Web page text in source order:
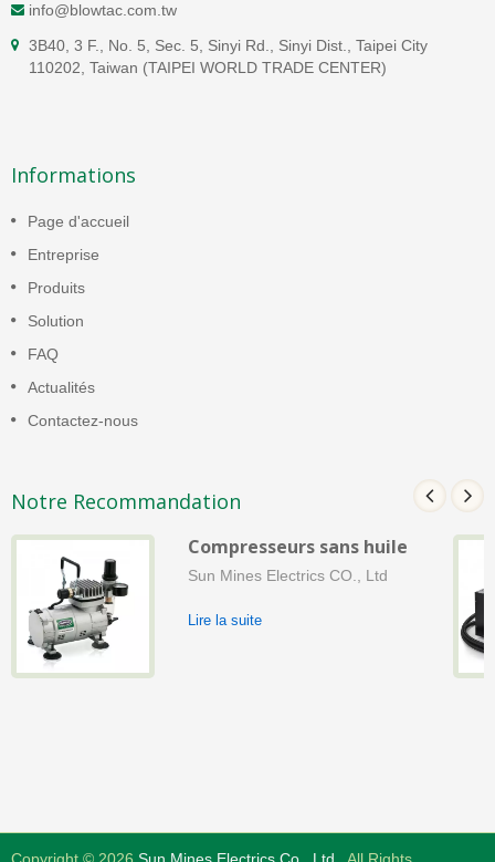
info@blowtac.com.tw
3B40, 3 F., No. 5, Sec. 5, Sinyi Rd., Sinyi Dist., Taipei City
110202, Taiwan (TAIPEI WORLD TRADE CENTER)
Informations
Page d'accueil
Entreprise
Produits
Solution
FAQ
Actualités
Contactez-nous
Notre Recommandation
Compresseurs sans huile
Sun Mines Electrics CO., Ltd
Lire la suite